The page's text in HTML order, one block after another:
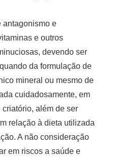
antagonismo e
e outros
devendo ser
da formulação de
mineral ou mesmo de
cuidadosamente, em
além de ser
relação à dieta utilizada
A não consideração
em riscos a saúde e